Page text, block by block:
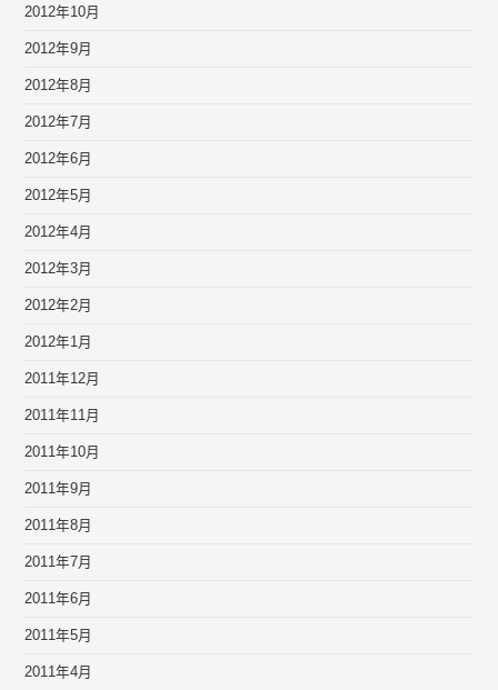
2012年10月
2012年9月
2012年8月
2012年7月
2012年6月
2012年5月
2012年4月
2012年3月
2012年2月
2012年1月
2011年12月
2011年11月
2011年10月
2011年9月
2011年8月
2011年7月
2011年6月
2011年5月
2011年4月